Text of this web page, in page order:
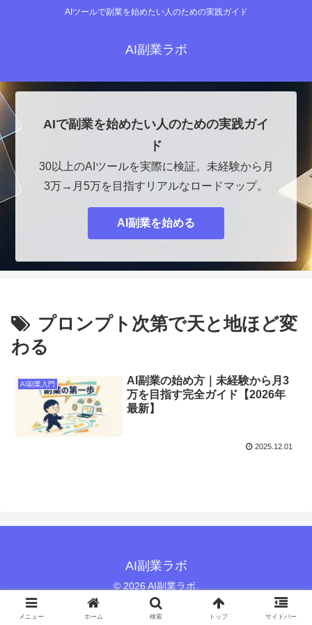
AIツールで副業を始めたい人のための実践ガイド
AI副業ラボ
AIで副業を始めたい人のための実践ガイ
ド
30以上のAIツールを実際に検証。未経験から月
3万→月5万を目指すリアルなロードマップ。
AI副業を始める
プロンプト次第で天と地ほど変
わる
AI副業入門
AI副業の始め方｜未経験から月3
万を目指す完全ガイド【2026年
最新】
2025.12.01
AI副業ラボ
© 2026 AI副業ラボ.
メニュー ホーム 検索 トップ サイドバー